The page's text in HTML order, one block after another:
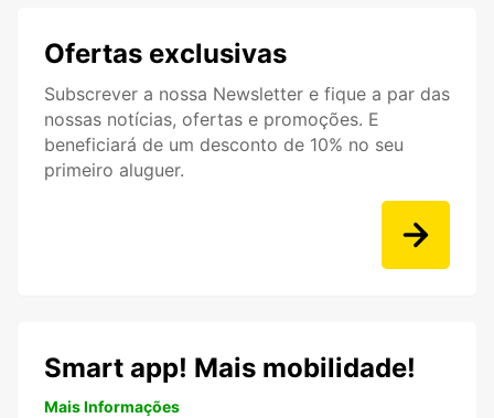
Ofertas exclusivas
Subscrever a nossa Newsletter e fique a par das
nossas notícias, ofertas e promoções. E
beneficiará de um desconto de 10% no seu
primeiro aluguer.
Smart app! Mais mobilidade!
Mais Informações